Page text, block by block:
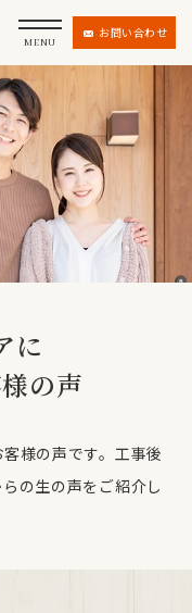
MENU
お問い合わせ
に
の声
様の声です。 工事後
の生の声をご紹介し